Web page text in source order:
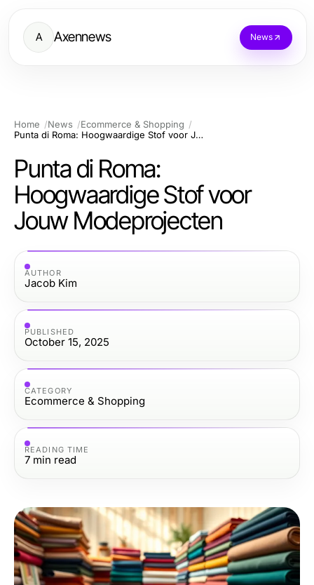
A Axennews News
Home News
Ecommerce & Shopping
Punta di Roma: Hoogwaardige Stof voor Jouw Modeprojecten
Punta di Roma:
Hoogwaardige Stof voor
Jouw Modeprojecten
AUTHOR
Jacob Kim
PUBLISHED
October 15, 2025
CATEGORY
Ecommerce & Shopping
READING TIME
7 min read